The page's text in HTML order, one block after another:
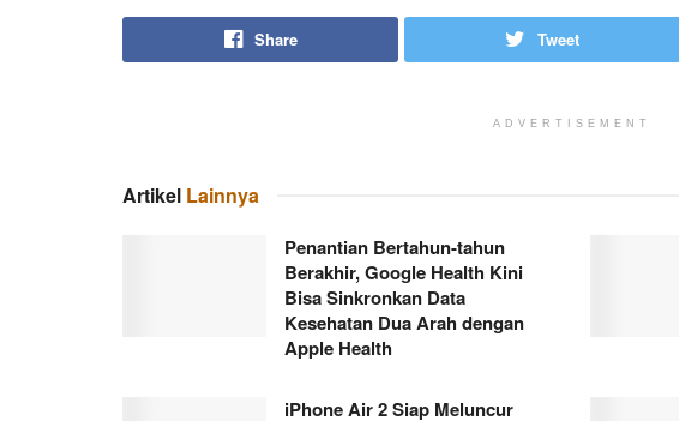
Share Tweet
ADVERTISEMENT
Artikel Lainnya
Penantian Bertahun-tahun
Berakhir, Google Health Kini
Bisa Sinkronkan Data
Kesehatan Dua Arah dengan
Apple Health
iPhone Air 2 Siap Meluncur